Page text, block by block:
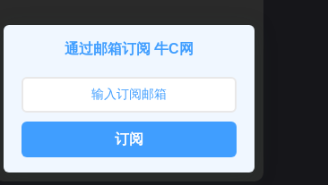
通过邮箱订阅 牛C网
订阅